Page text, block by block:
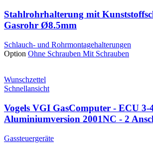
Stahlrohrhalterung mit
Gasrohr Ø8.5mm
Schlauch- und Rohrmontagehalterungen
Option Ohne Schrauben Mit Schrauben
Wunschzettel
Schnellansicht
Vogels VGI GasComputer - ECU
Aluminiumversion 2001NC - 2
Gassteuergeräte